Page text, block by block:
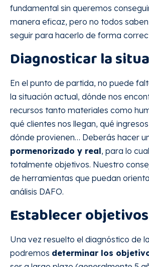
fundamental sin queremos
manera eficaz, pero no todos
seguir para hacerlo de forma
Diagnosticar la
En el punto de partida, no puede
la situación actual, dónde nos
recursos tanto materiales como
qué clientes nos llegan, qué
dónde provienen… Deberás hacer
pormenorizado y real, para lo
totalmente objetivos. Nuestro
de herramientas que puedan
análisis DAFO.
Establecer objetivos
Una vez resuelto el diagnóstico de
podremos determinar los